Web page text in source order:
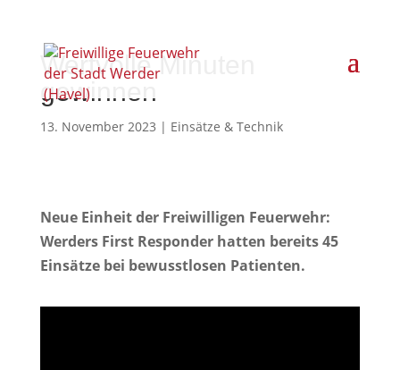
Wertvolle Minuten
gewinnen
13. November 2023 | Einsätze & Technik
Neue Einheit der Freiwilligen Feuerwehr:
Werders First Responder hatten bereits 45
Einsätze bei bewusstlosen Patienten.